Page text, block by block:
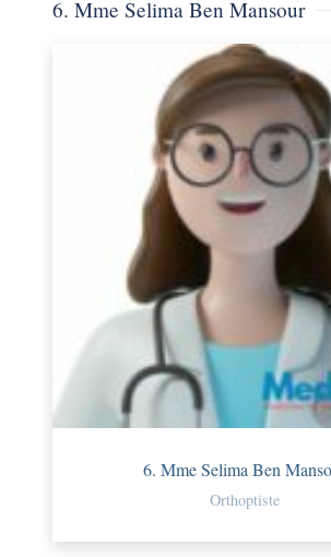
6. Mme Selima Ben Mansour
6. Mme Selima Ben
Orthoptiste